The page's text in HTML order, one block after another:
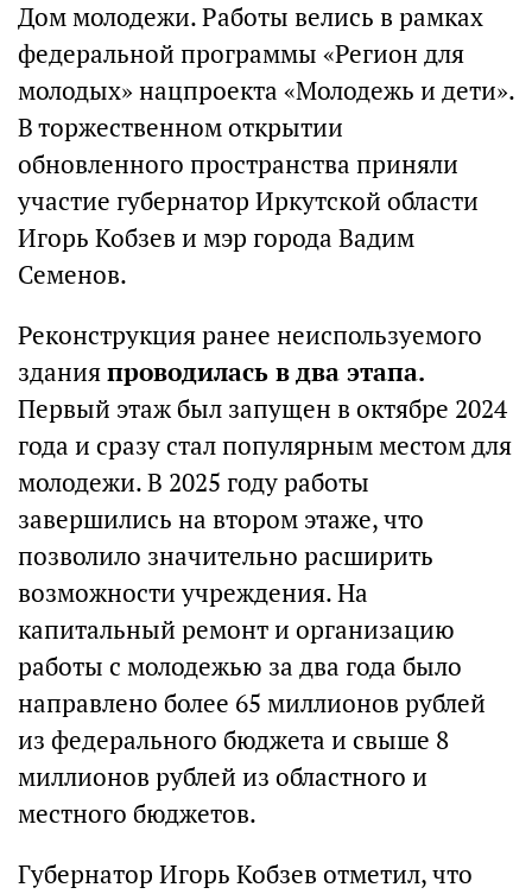
Дом молодежи. Работы велись в рамках
федеральной программы «Регион для
молодых» нацпроекта «Молодежь и дети».
В торжественном открытии
обновленного пространства приняли
участие губернатор Иркутской области
Игорь Кобзев и мэр города Вадим
Семенов.
Реконструкция ранее неиспользуемого
зданияпроводилась в два этапа.
Первый этаж был запущен в октябре 2024
года и сразу стал популярным местом для
молодежи. В 2025 году работы
завершились на втором этаже, что
позволило значительно расширить
возможности учреждения. На
капитальный ремонт и организацию
работы с молодежью за два года было
направлено более 65 миллионов рублей
из федерального бюджета и свыше 8
миллионов рублей из областного и
местного бюджетов.
Губернатор Игорь Кобзев отметил, что